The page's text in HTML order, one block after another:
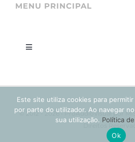
MENU PRINCIPAL
Toggle
CONTACTOS
© 2012 - 2026 • ProAudioVisual por
Direitos
Este site utiliza cookies para
por parte do utilizador. Ao navegar
sua utilização. Política
Ok